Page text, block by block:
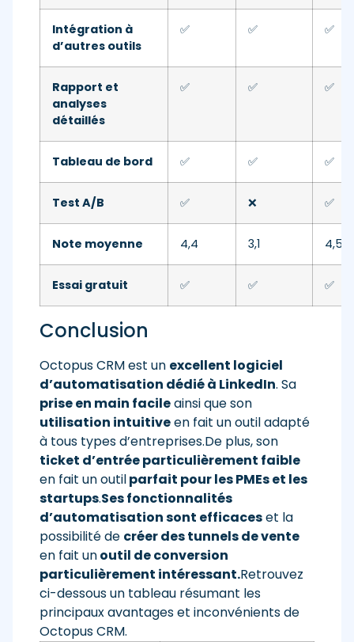
Intégration à
d’autres outils
✅ ✅ ✅
Rapport et
analyses
détaillés
✅ ✅ ✅
Tableau de bord ✅ ✅ ✅
Test A/B ✅ ❌ ✅
Note moyenne 4,4 3,1 4,5
Essai gratuit ✅ ✅ ✅
Conclusion
Octopus CRM est un excellent logiciel
d’automatisation dédié à LinkedIn. Sa
prise en main facileainsi que son
utilisation intuitiveen fait un outil adapté
à tous types d’entreprises.De plus, son
ticket d’entrée particulièrement faible
en fait un outilparfait pour les PMEs et les
startups.Ses fonctionnalités
d’automatisation sont efficaceset la
possibilité de créer des tunnels de vente
en fait unoutil de conversion
particulièrement intéressant.Retrouvez
ci-dessous un tableau résumant les
principaux avantages et inconvénients de
Octopus CRM.